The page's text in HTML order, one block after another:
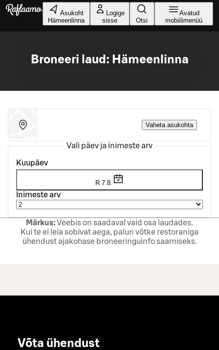
Liigu peamise sisu juurde
Asukoht
Hämeenlinna
Logige
sisse
Otsi
Avatud
mobiilimenüü
Broneeri laud: Hämeenlinna
Vaheta asukohta
Vali päev ja inimeste arv
Kuupäev
R 7.8.
Inimeste arv
Märkus:Veebis on saadaval vaid osa laudades.
Kui te ei leia sobivat aega, palun võtke restoraniga
ühendust ajakohase broneeringuinfo saamiseks.
Võta ühendust